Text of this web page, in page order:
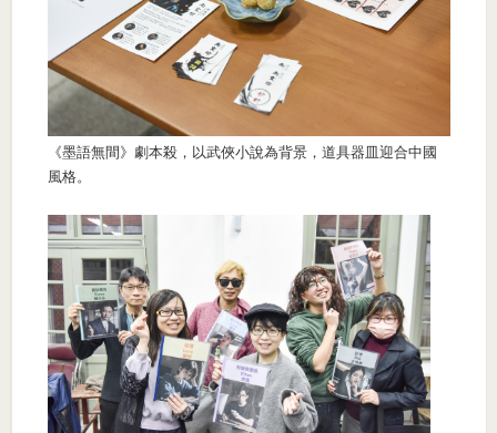
《墨語無間》劇本殺，以武俠小說為背景，道具器皿迎合中國
風格。